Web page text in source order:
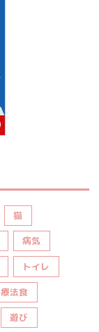
猫
病気
トイレ
療法食
遊び